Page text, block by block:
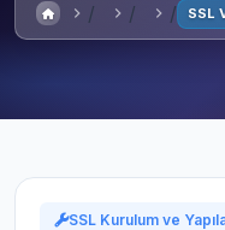
SSL Kurulum ve